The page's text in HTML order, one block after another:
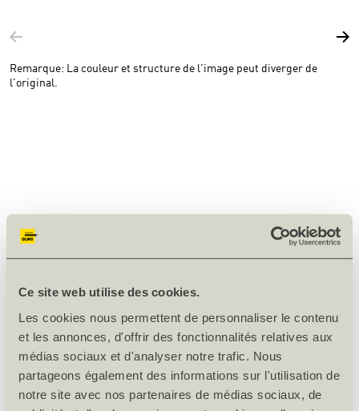
Ce site web utilise des cookies.
Les cookies nous permettent de personnaliser le contenu
et les annonces, d'offrir des fonctionnalités relatives aux
médias sociaux et d'analyser notre trafic. Nous
partageons également des informations sur l'utilisation de
notre site avec nos partenaires de médias sociaux, de
Remarque: La couleur et structure de l'image peut diverger de
l'original.